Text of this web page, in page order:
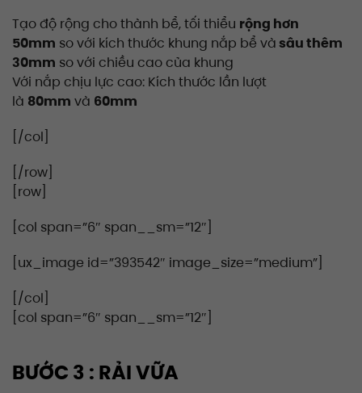
Tạo độ rộng cho thành bể, tối thiểu rộng hơn
50mm so với kích thước khung nắp bể vàsâu thêm
30mm so với chiều cao của khung
Với nắp chịu lực cao: Kích thước lần lượt
là 80mm và 60mm
[/col]
[/row]
[row]
[col span=”6″ span__sm=”12″]
[ux_image id=”393542″ image_size=”medium”]
[/col]
[col span=”6″ span__sm=”12″]
BƯỚC 3 : RẢI VỮA